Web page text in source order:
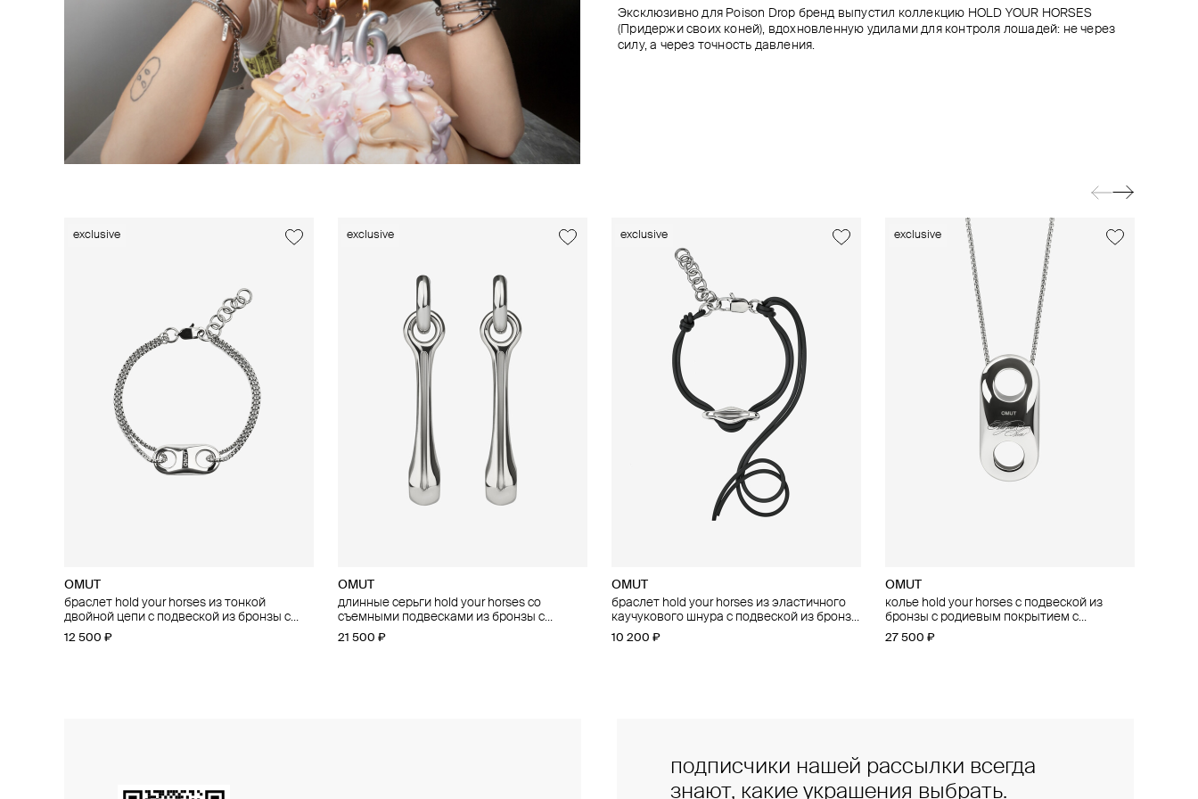
Эксклюзивно для Poison Drop бренд выпустил коллекцию HOLD YOUR HORSES
(Придержи своих коней), вдохновленную удилами для контроля лошадей: не через
силу, а через точность давления.
exclusive
OMUT
браслет hold your horses из тонкой
двойной цепи с подвеской из бронзы с
родиевым покрытием
12 500 ₽
exclusive
OMUT
длинные серьги hold your horses со
съемными подвесками из бронзы с
родиевым покрытием
21 500 ₽
exclusive
OMUT
браслет hold your horses из эластичного
каучукового шнура с подвеской из бронзы
с родиевым покрытием
10 200 ₽
exclusive
OMUT
колье hold your horses с подвеской из
бронзы с родиевым покрытием с
гравировкой
27 500 ₽
exclusive
OMUT
чокер hold your horses из эластичного
каучукового шнура с подвеской из бронзы
с родиевым покрытием
10 800 ₽
exclusive
OMUT
чокер hold your horses из двойной цепи с
подвижной подвеской из бронзы с
родиевым покрытием
29 500 ₽
exclusive
OMUT
чокер hold your horses из эластичного
каучукового шнура с подвижной
подвеской из бронзы с родиевым
28 500 ₽
подписчики нашей рассылки всегда
знают, какие украшения выбрать.